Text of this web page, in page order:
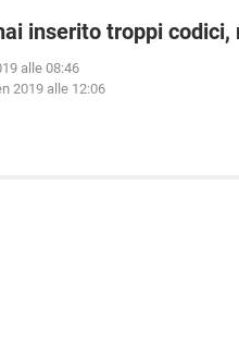
inserito troppi
alle 08:46
2019 alle 12:06